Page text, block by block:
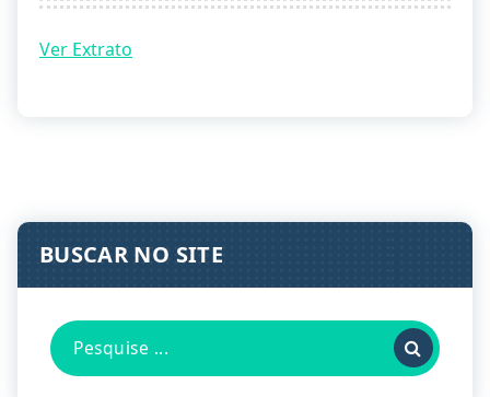
Ver Extrato
BUSCAR NO SITE
Pesquisa
por: